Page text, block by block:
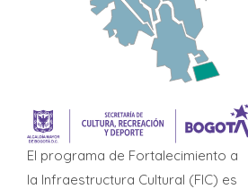
El programa de Fortalecimiento a
la Infraestructura Cultural (FIC) es